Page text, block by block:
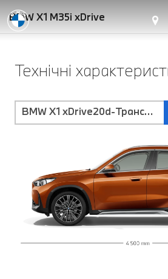
BMW X1 M35i xDrive
Технічні
BMW X1 xDrive20d-